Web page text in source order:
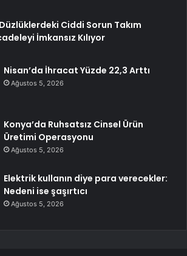
Ciddi Sorun Takım
İmkansız Kılıyor
Nisan’da İhracat Yüzde 22,3 Arttı
Ağustos 5, 2026
Konya’da Ruhsatsız Cinsel Ürün
Üretimi Operasyonu
Ağustos 5, 2026
Elektrik kullanın diye para verecekler:
Nedeni ise şaşırtıcı
Ağustos 5, 2026